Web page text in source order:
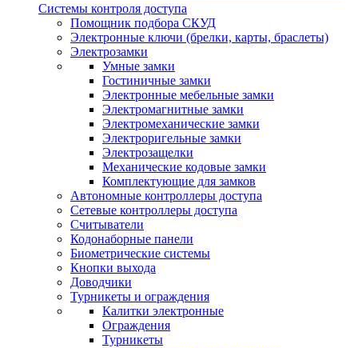
Системы контроля доступа
Помощник подбора СКУД
Электронные ключи (брелки, карты, браслеты)
Электрозамки
Умные замки
Гостиничные замки
Электронные мебельные замки
Электромагнитные замки
Электромеханические замки
Электроригельные замки
Электрозащелки
Механические кодовые замки
Комплектующие для замков
Автономные контроллеры доступа
Сетевые контроллеры доступа
Считыватели
Кодонаборные панели
Биометрические системы
Кнопки выхода
Доводчики
Турникеты и ограждения
Калитки электронные
Ограждения
Турникеты